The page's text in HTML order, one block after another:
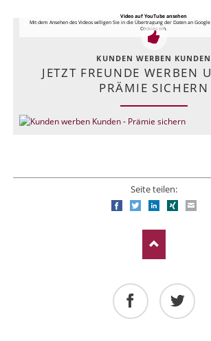
Video auf YouTube ansehen
Mit dem Ansehen des Videos willigen Sie in die Übertragung der Daten an
Cookies ein.
KUNDEN WERBEN KUNDEN
JETZT FREUNDE WERBEN
PRÄMIE SICHERN
Seite teilen:
FacebookTwitterLinkedIn
Xing